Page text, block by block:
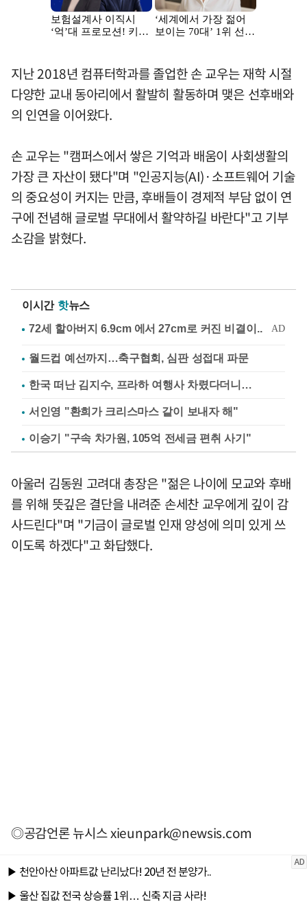
지난 2018년 컴퓨터학과를 졸업한 손 교우는 재학 시절
다양한 교내 동아리에서 활발히 활동하며 맺은 선후배와
의 인연을 이어왔다.
손 교우는 "캠퍼스에서 쌓은 기억과 배움이 사회생활의
가장 큰 자산이 됐다"며 "인공지능(AI)·소프트웨어 기술
의 중요성이 커지는 만큼, 후배들이 경제적 부담 없이 연
구에 전념해 글로벌 무대에서 활약하길 바란다"고 기부
소감을 밝혔다.
이시간 핫뉴스
월드컵 예선까지…축구협회, 심판 성접대 파문
한국 떠난 김지수, 프라하 여행사 차렸다더니…
서인영 "환희가 크리스마스 같이 보내자 해"
이승기 "구속 차가원, 105억 전세금 편취 사기"
아울러 김동원 고려대 총장은 "젊은 나이에 모교와 후배
를 위해 뜻깊은 결단을 내려준 손세찬 교우에게 깊이 감
사드린다"며 "기금이 글로벌 인재 양성에 의미 있게 쓰
이도록 하겠다"고 화답했다.
◎공감언론 뉴시스xieunpark@newsis.com